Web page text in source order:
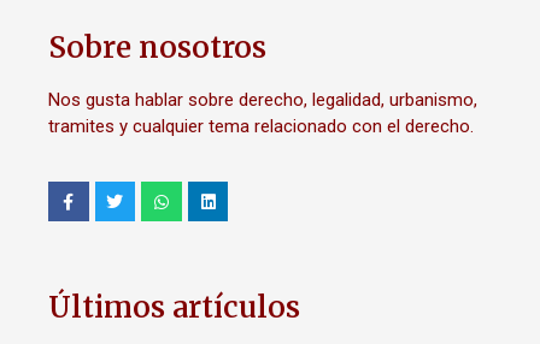
Sobre nosotros
Nos gusta hablar sobre derecho, legalidad, urbanismo,
tramites y cualquier tema relacionado con el derecho.
Últimos artículos